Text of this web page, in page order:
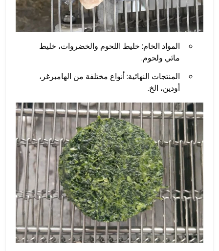
المواد الخام: خليط اللحوم والخضروات، خليط
مائي ولحوم.
المنتجات النهائية: أنواع مختلفة من الهامبرغر،
أودين، الخ.